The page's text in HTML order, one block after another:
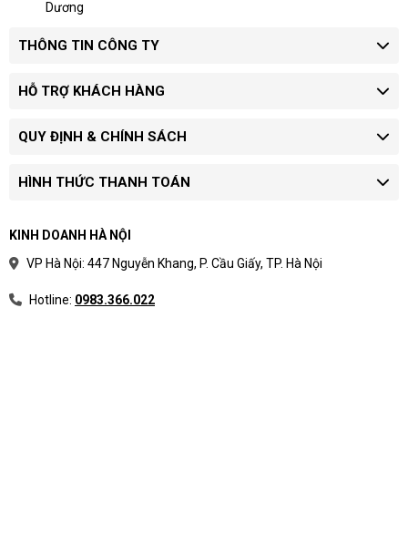
Dương
THÔNG TIN CÔNG TY
HỖ TRỢ KHÁCH HÀNG
QUY ĐỊNH & CHÍNH SÁCH
HÌNH THỨC THANH TOÁN
KINH DOANH HÀ NỘI
VP Hà Nội: 447 Nguyễn Khang, P. Cầu Giấy, TP. Hà Nội
Hotline: 0983.366.022